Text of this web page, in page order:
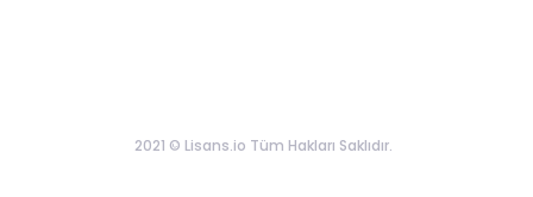
2021 © Lisans.io Tüm Hakları Saklıdır.